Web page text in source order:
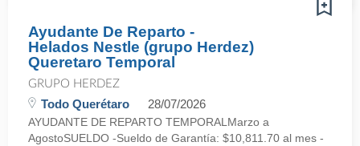
Ayudante De Reparto -
Helados Nestle (grupo Herdez)
Queretaro Temporal
GRUPO HERDEZ
Todo Querétaro 28/07/2026
AYUDANTE DE REPARTO TEMPORALMarzo a
AgostoSUELDO -Sueldo de Garantía: $10,811.70 al mes -